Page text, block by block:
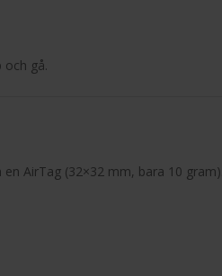
gå.
AirTag (32×32 mm, bara 10